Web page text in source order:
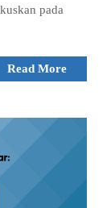
pada
Read More